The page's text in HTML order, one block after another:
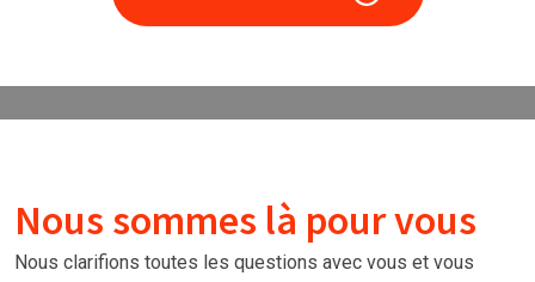
Nous sommes là pour vous
Nous clarifions toutes les questions avec vous et vous